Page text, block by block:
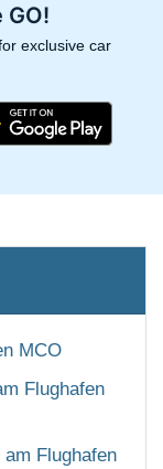
GO!
exclusive car
MCO
Flughafen
Flughafen